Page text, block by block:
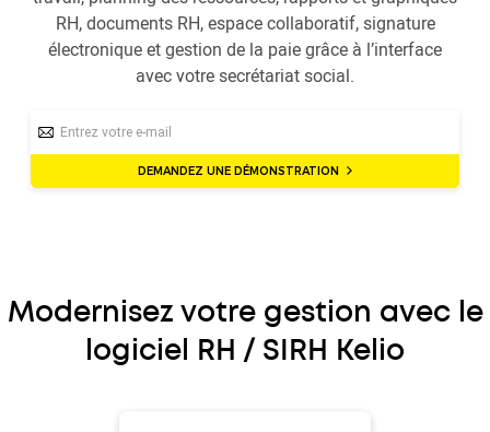
RH, documents RH, espace collaboratif, signature
électronique et gestion de la paie grâce à l’interface
avec votre secrétariat social.
DEMANDEZ UNE DÉMONSTRATION
Modernisez votre gestion avec le
logiciel RH / SIRH Kelio